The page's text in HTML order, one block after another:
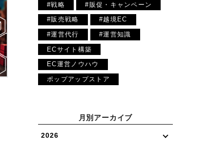
#戦略 #販促・キャンペーン
#販売戦略 #越境EC
#運営代行 #運営知識
ECサイト構築
EC運営ノウハウ
ポップアップストア
月別アーカイブ
2026